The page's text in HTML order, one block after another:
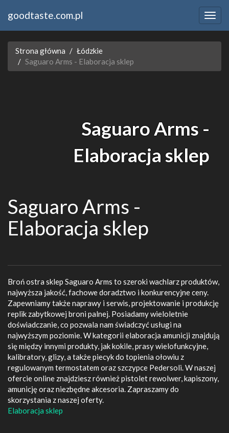
goodtaste.com.pl
Strona główna
Łódzkie
Saguaro Arms - Elaboracja sklep
Saguaro Arms -
Elaboracja sklep
Saguaro Arms -
Elaboracja sklep
Broń ostra sklep Saguaro Arms to szeroki wachlarz produktów,
najwyższa jakość, fachowe doradztwo i konkurencyjne ceny.
Zapewniamy także naprawy i serwis, projektowanie i produkcję
replik zabytkowej broni palnej. Posiadamy wieloletnie
doświadczanie, co pozwala nam świadczyć usługi na
najwyższym poziomie. W kategorii elaboracja amunicji znajdują
się między innymi produkty, jak kokile, prasy wielofunkcyjne,
kalibratory, glizy, a także piecyk do topienia ołowiu z
regulowanym termostatem oraz szczypce Pedersoli. W naszej
ofercie online znajdziesz również pistolet rewolwer, kapiszony,
amunicję oraz niezbędne akcesoria. Zapraszamy do
skorzystania z naszej oferty.
Elaboracja sklep